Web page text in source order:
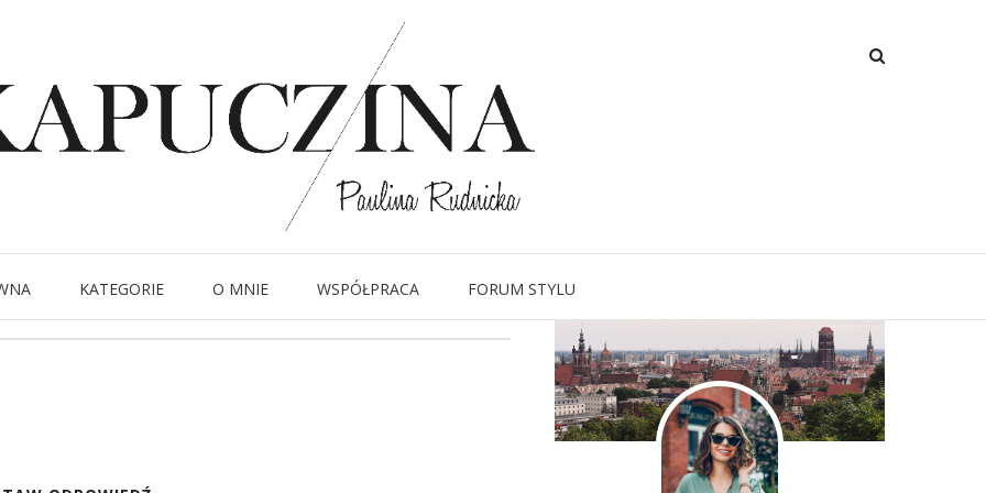
KATEGORIE O MNIE WSPÓŁPRACA FORUM STYLU
jarmark świąteczny
Written byKapuczina in